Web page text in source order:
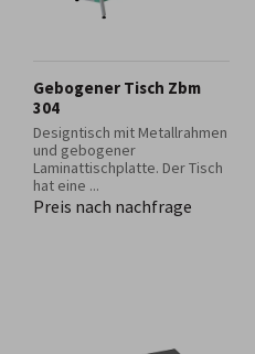
Gebogener Tisch Zbm
304
Designtisch mit Metallrahmen
und gebogener
Laminattischplatte. Der Tisch
hat eine ...
Preis nach nachfrage